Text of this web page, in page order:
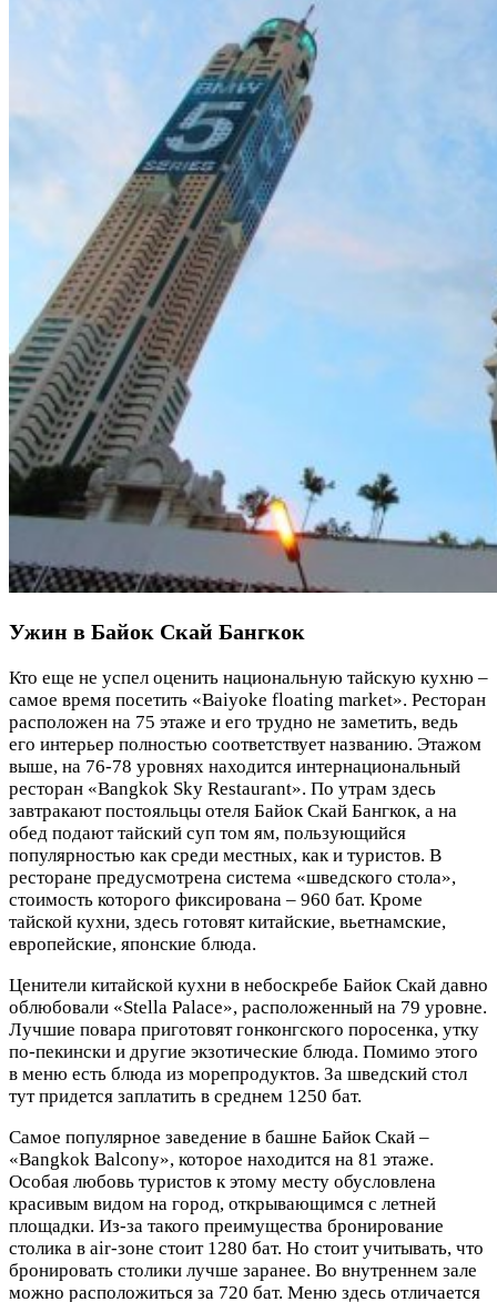
Ужин в Байок Скай Бангкок
Кто еще не успел оценить национальную тайскую кухню –
самое время посетить «Baiyoke floating market». Ресторан
расположен на 75 этаже и его трудно не заметить, ведь
его интерьер полностью соответствует названию. Этажом
выше, на 76-78 уровнях находится интернациональный
ресторан «Bangkok Sky Restaurant». По утрам здесь
завтракают постояльцы отеля Байок Скай Бангкок, а на
обед подают тайский суп том ям, пользующийся
популярностью как среди местных, как и туристов. В
ресторане предусмотрена система «шведского стола»,
стоимость которого фиксирована – 960 бат. Кроме
тайской кухни, здесь готовят китайские, вьетнамские,
европейские, японские блюда.
Ценители китайской кухни в небоскребе Байок Скай давно
облюбовали «Stella Palace», расположенный на 79 уровне.
Лучшие повара приготовят гонконгского поросенка, утку
по-пекински и другие экзотические блюда. Помимо этого
в меню есть блюда из морепродуктов. За шведский стол
тут придется заплатить в среднем 1250 бат.
Самое популярное заведение в башне Байок Скай –
«Bangkok Balcony», которое находится на 81 этаже.
Особая любовь туристов к этому месту обусловлена
красивым видом на город, открывающимся с летней
площадки. Из-за такого преимущества бронирование
столика в air-зоне стоит 1280 бат. Но стоит учитывать, что
бронировать столики лучше заранее. Во внутреннем зале
можно расположиться за 720 бат. Меню здесь отличается